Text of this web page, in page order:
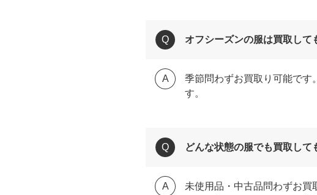
オフシーズンの服は買取して
季節問わずお買取り可能です
す。
どんな状態の服でも買取して
未使用品・中古品問わずお買